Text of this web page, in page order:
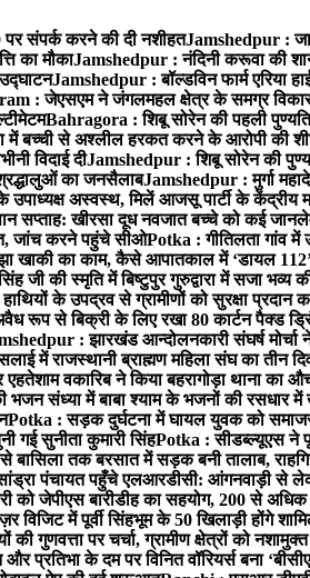
संपर्क करने की दी नशीहतJamshedpur :
का मौकाJamshedpur : नंदिनी करूवा की
Jamshedpur : बॉल्डविन फार्म एरिया
: जेएसएम ने जंगलमहल क्षेत्र के समग्र
Bahragora : शिबू सोरेन की पहली
में बच्ची से अश्लील हरकत करने के आरोपी की
विदाई दीJamshedpur : शिबू सोरेन की
का जनसैलाबJamshedpur : मुर्गा
उपाध्यक्ष अस्वस्थ, मिलें आजसू पार्टी के केंद्रीय
सप्ताह: खीरसा दूध नवजात बच्चे को कई
जांच करने पहुंचे सीओPotka : गीतिलता गांव में
खाकी का काम, कैसे आपातकाल में ‘डायल 112’
जी की स्मृति में बिष्टुपुर गुरुद्वारा में सजा भव्य
के उपद्रव से ग्रामीणों को सुरक्षा प्रदान
रूप से बिक्री के लिए रखा 80 कार्टन पैक्ड
: झारखंड आन्दोलनकारी संघर्ष मोर्चा ने
में राजस्थानी ब्राह्मण महिला संघ का तीन
वकारिब ने किया बहरागोड़ा थाना का
भजन संध्या में बाबा श्याम के भजनों की रसधार
Potka : सड़क दुर्घटना में घायल युवक को
गई सुनीता कुमारी सिंहPotka : सीडब्ल्यूएस ने
बासिला तक बरसात में सड़क बनी तालाब,
पंचायत पहुँचे एलआरडीसी: आंगनवाड़ी से
को जेपीएस बारीडीह का सहयोग, 200 से
में पूर्वी सिंहभूम के 50 खिलाड़ी होंगे
गुणवत्ता पर चर्चा, ग्रामीण क्षेत्रों को
प्रतिभा के दम पर विनित वॉरियर्स बना